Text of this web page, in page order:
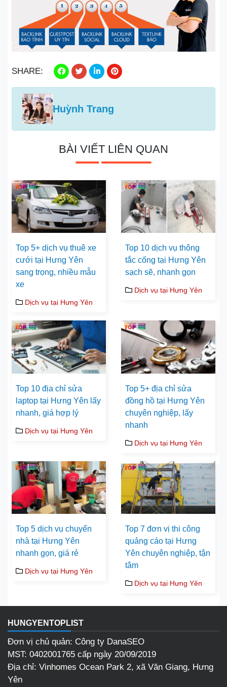
SHARE:
Huỳnh Trang
BÀI VIẾT LIÊN QUAN
Top 5+ dịch vụ thuê xe
cưới tại Hưng Yên
sang trọng, nhiều mẫu
xe
Dịch vụ tại Hưng Yên
Top 10 dịch vụ thông
tắc cống tại Hưng Yên
sạch sẽ, nhanh gọn
Dịch vụ tại Hưng Yên
Top 10 địa chỉ sửa
laptop tại Hưng Yên lấy
nhanh, giá hợp lý
Dịch vụ tại Hưng Yên
Top 5+ địa chỉ sửa
đồng hồ tại Hưng Yên
chuyên nghiệp, lấy
nhanh
Dịch vụ tại Hưng Yên
Top 5 dịch vụ chuyển
nhà tại Hưng Yên
nhanh gọn, giá rẻ
Dịch vụ tại Hưng Yên
Top 7 đơn vị thi công
quảng cáo tại Hưng
Yên chuyên nghiệp, tận
tâm
Dịch vụ tại Hưng Yên
HUNGYENTOPLIST
Đơn vị chủ quản: Công ty DanaSEO
MST: 0402001765 cấp ngày 20/09/2019
Địa chỉ: Vinhomes Ocean Park 2, xã Văn Giang, Hưng
Yên